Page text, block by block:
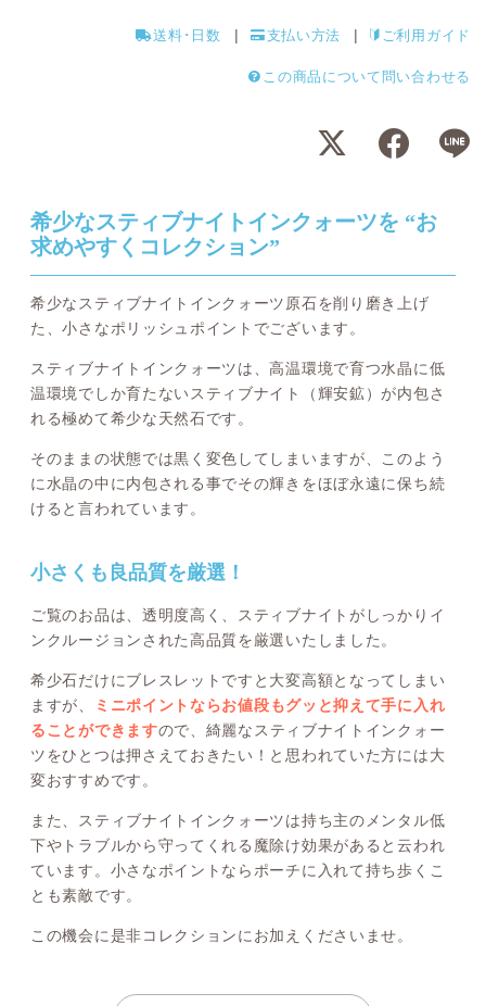
送料･日数 支払い方法 ご利用ガイド
この商品について問い合わせる
希少なスティブナイトインクォーツを “お
求めやすくコレクション”
希少なスティブナイトインクォーツ原石を削り磨き上げ
た、小さなポリッシュポイントでございます。
スティブナイトインクォーツは、高温環境で育つ水晶に低
温環境でしか育たないスティブナイト（輝安鉱）が内包さ
れる極めて希少な天然石です。
そのままの状態では黒く変色してしまいますが、このよう
に水晶の中に内包される事でその輝きをほぼ永遠に保ち続
けると言われています。
小さくも良品質を厳選！
ご覧のお品は、透明度高く、スティブナイトがしっかりイ
ンクルージョンされた高品質を厳選いたしました。
希少石だけにブレスレットですと大変高額となってしまい
ますが、
ミニポイントならお値段もグッと抑えて手に入れ
ることができますので、綺麗なスティブナイトインクォー
ツをひとつは押さえておきたい！と思われていた方には大
変おすすめです。
また、スティブナイトインクォーツは持ち主のメンタル低
下やトラブルから守ってくれる魔除け効果があると云われ
ています。小さなポイントならポーチに入れて持ち歩くこ
とも素敵です。
この機会に是非コレクションにお加えくださいませ。